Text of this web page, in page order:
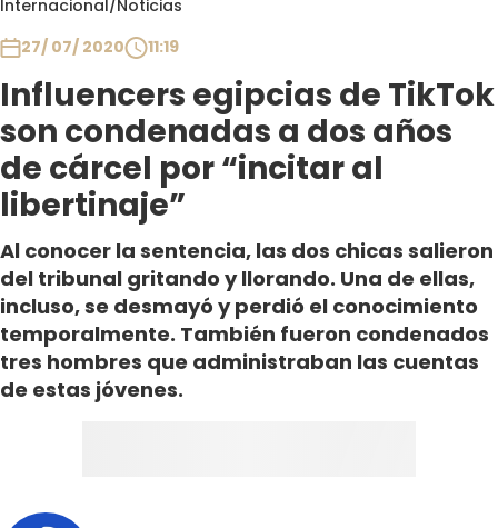
Internacional/Noticias
27/ 07/ 2020
11:19
Influencers egipcias de TikTok
son condenadas a dos años
de cárcel por “incitar al
libertinaje”
Al conocer la sentencia, las dos chicas salieron
del tribunal gritando y llorando. Una de ellas,
incluso, se desmayó y perdió el conocimiento
temporalmente. También fueron condenados
tres hombres que administraban las cuentas
de estas jóvenes.
Club De La Comedia
Contigo en Directo
Plan Perfecto
El Tiempo
Sabingo
Todos Los Programas